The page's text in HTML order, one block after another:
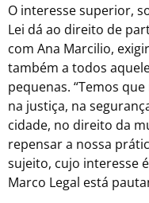
O interesse superior,
Lei dá ao direito de
com Ana Marcilio,
também a todos
pequenas. “Temos
na justiça, na
cidade, no direito da
repensar a nossa
sujeito, cujo interesse
Marco Legal está